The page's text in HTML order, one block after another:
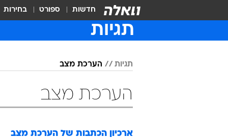
חדשות ספורט בחירות
תגיות
הערכת מצב